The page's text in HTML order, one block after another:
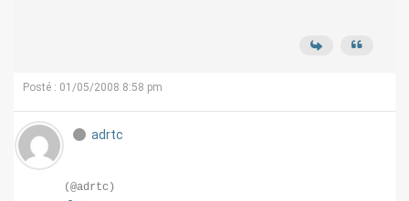
Posté : 01/05/2008 8:58 pm
adrtc
(@adrtc)